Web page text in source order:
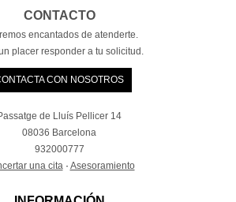
CONTACTO
encantados de atenderte.
placer responder a tu solicitud.
CON NOSOTROS
de Lluís Pellicer 14
08036 Barcelona
932000777
una cita · Asesoramiento